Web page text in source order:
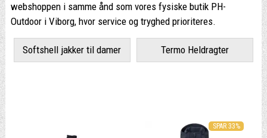
webshoppen i samme ånd som vores fysiske butik PH-
Outdoor i Viborg, hvor service og tryghed prioriteres.
Softshell jakker til damer Termo Heldragter
SPAR 33%